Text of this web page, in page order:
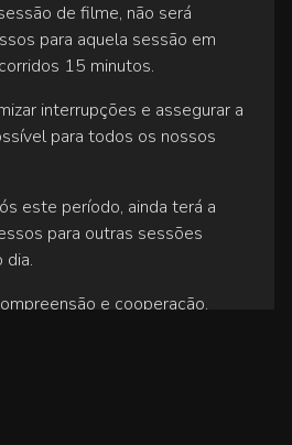
de filme, não será
para aquela sessão em
15 minutos.
interrupções e assegurar a
para todos os nossos
este período, ainda terá a
para outras sessões
dia.
e cooperação.